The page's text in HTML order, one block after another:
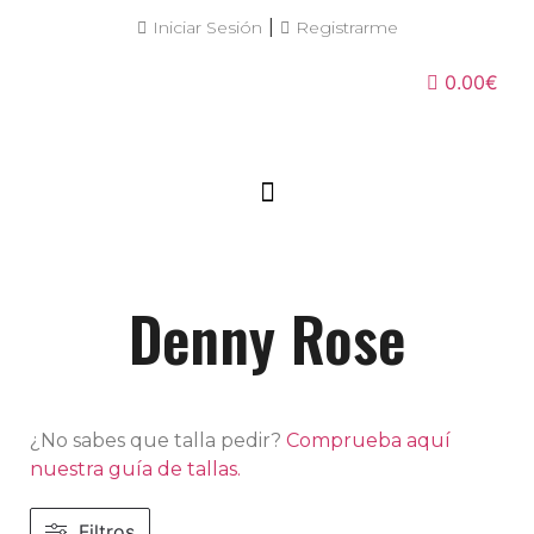
Iniciar Sesión Registrarme
0.00€
Denny Rose
¿No sabes que talla pedir? Comprueba aquí
nuestra guía de tallas.